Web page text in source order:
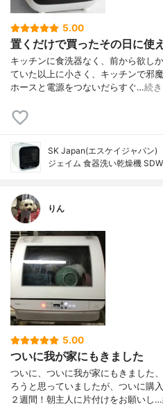
5.00
置くだけで買ったその日に使
キッチンに食洗器なく、前から欲し
ていた以上に小さく、キッチンで邪
ホースと電源をつないだらすぐ…続
SK Japan(エスケイジャパン)
ジェイム 食器洗い乾燥機
りん
5.00
ついに我が家にもきました
ついに、ついに我が家にもきました
ろうと思っていましたが、ついに購
２週間！朝主人に片付けをお願いし…